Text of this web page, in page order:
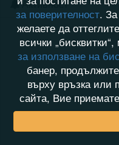
Активност
за поверителност.
желаете да
всички
за използване на
банер,
върху връзка или
сайта, Вие